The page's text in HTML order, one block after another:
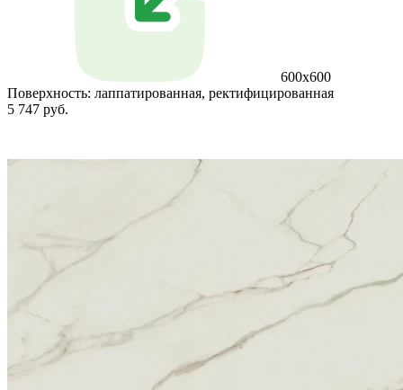
600x600
Поверхность: лаппатированная, ректифицированная
5 747 руб.